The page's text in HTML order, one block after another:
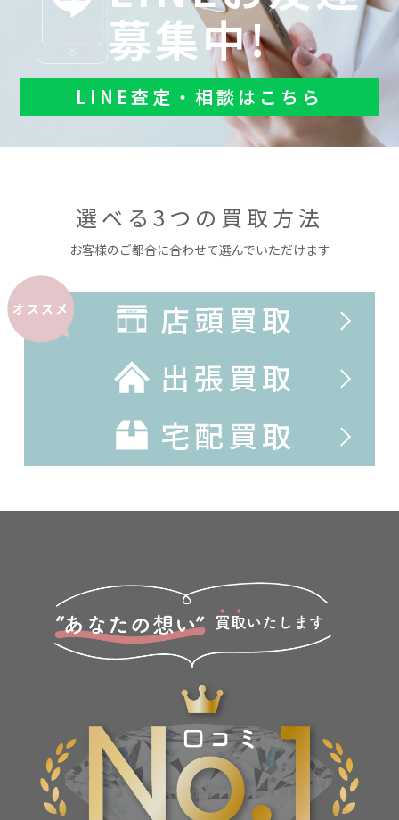
募集中!
LINE査定・相談はこちら
選べる3つの買取方法
お客様のご都合に合わせて選んでいただけます
オススメ
店頭買取
出張買取
宅配買取